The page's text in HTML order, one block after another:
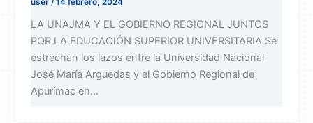
LA UNAJMA Y EL GOBIERNO REGIONAL JUNTOS
POR LA EDUCACIÓN SUPERIOR UNIVERSITARIA Se
estrechan los lazos entre la Universidad Nacional
José María Arguedas y el Gobierno Regional de
Apurímac en...